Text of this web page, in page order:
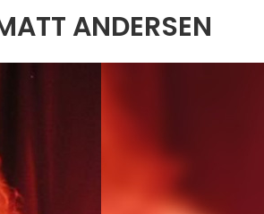
ANDERSEN